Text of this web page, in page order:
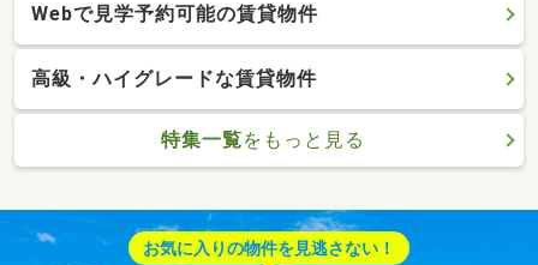
Webで見学予約可能の賃貸物件
高級・ハイグレードな賃貸物件
特集一覧をもっと見る
お気に入りの物件を見逃さない！